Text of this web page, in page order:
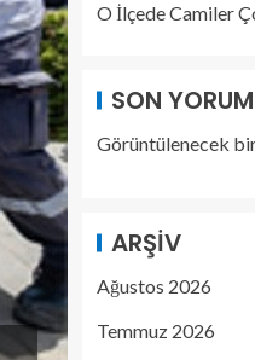
O İlçede Camiler
SON
Görüntülenecek
ARŞIV
Ağustos 2026
Temmuz 2026